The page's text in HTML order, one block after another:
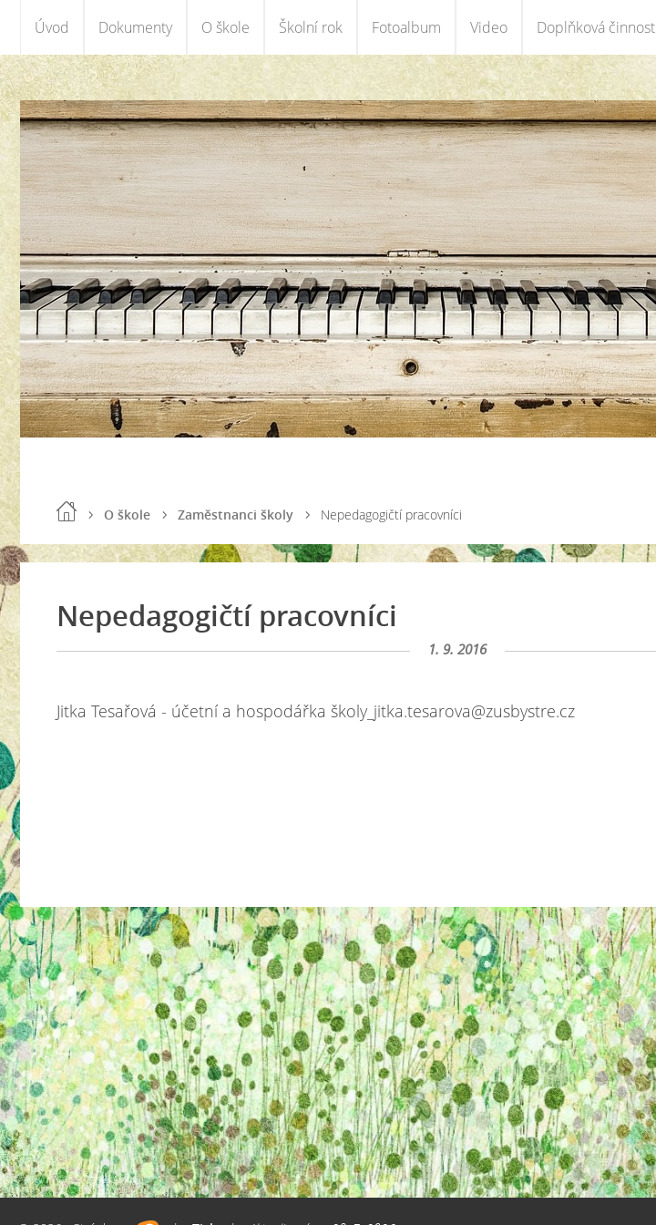
Úvod Dokumenty O škole Školní rok Fotoalbum Video Doplňková činnost
O škole Zaměstnanci školy Nepedagogičtí pracovníci
Nepedagogičtí pracovníci
1. 9. 2016
Jitka Tesařová - účetní a hospodářka školy_jitka.tesarova@zusbystre.cz